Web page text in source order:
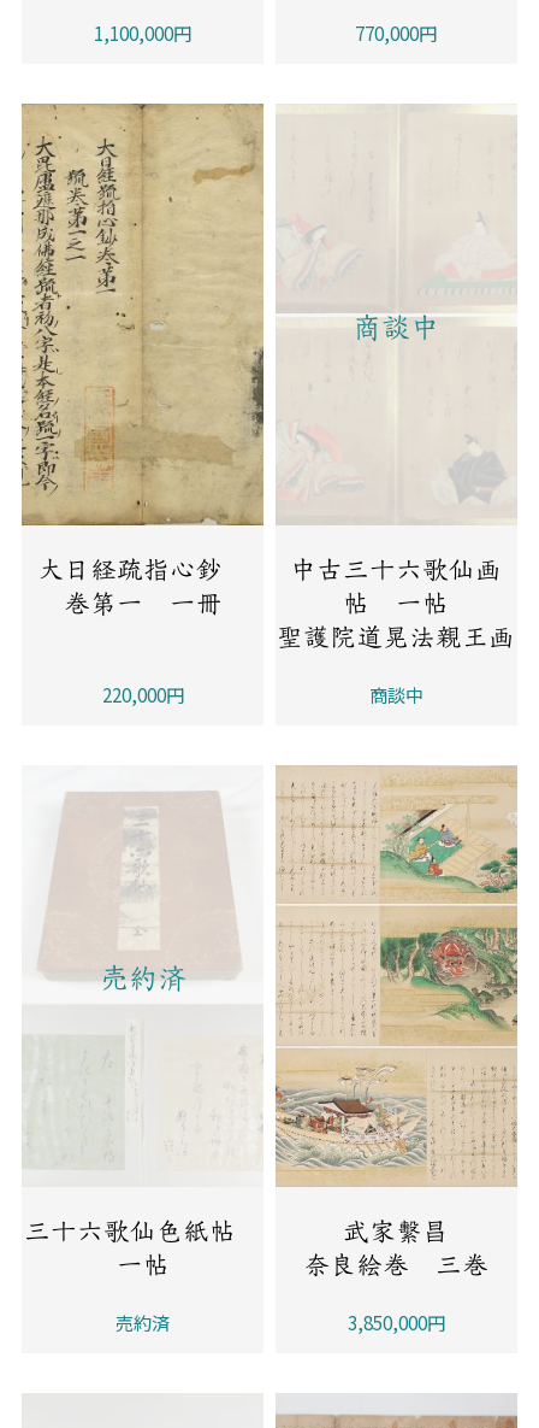
1,100,000円 770,000円
大日経疏指心鈔
巻第一 一冊
220,000円
商談中
中古三十六歌仙画
帖 一帖
聖護院道晃法親王画
商談中
売約済
三十六歌仙色紙帖
一帖
売約済
武家繫昌
奈良絵巻 三巻
3,850,000円